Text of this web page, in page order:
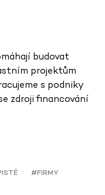
budovat
projektům
s podniky
zdroji financování
#FIRMY